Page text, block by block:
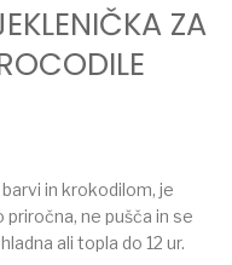
ZA
je bila:
in krokodilom, je
ne pušča in se
ali topla do 12 ur.